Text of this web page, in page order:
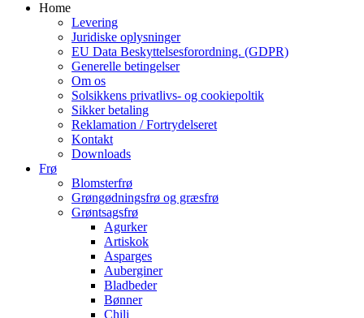
Home
Levering
Juridiske oplysninger
EU Data Beskyttelsesforordning. (GDPR)
Generelle betingelser
Om os
Solsikkens privatlivs- og cookiepoltik
Sikker betaling
Reklamation / Fortrydelseret
Kontakt
Downloads
Frø
Blomsterfrø
Grøngødningsfrø og græsfrø
Grøntsagsfrø
Agurker
Artiskok
Asparges
Auberginer
Bladbeder
Bønner
Chili